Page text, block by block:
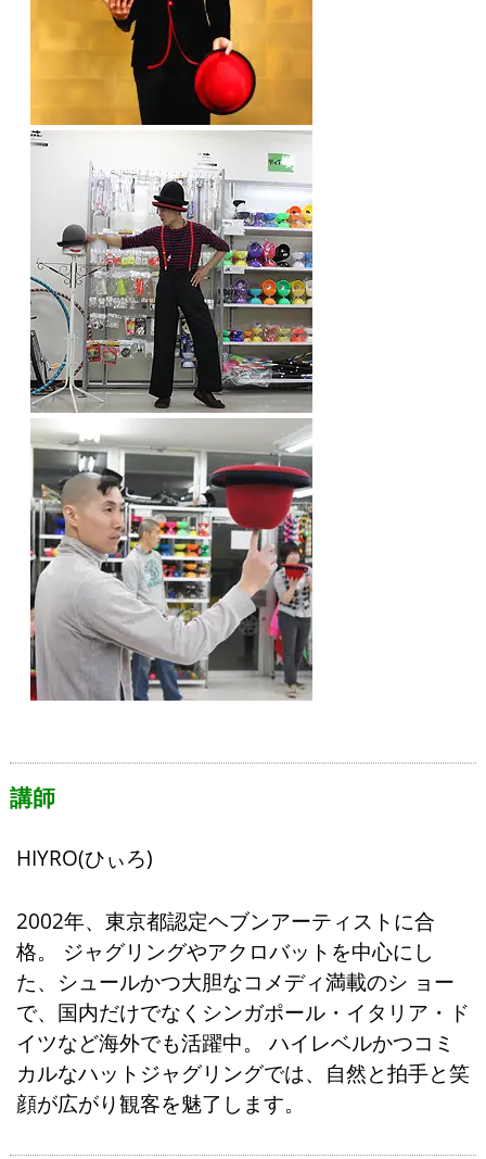
講師
HIYRO(ひぃろ)
2002年、東京都認定ヘブンアーティストに合
格。 ジャグリングやアクロバットを中心にし
た、シュールかつ大胆なコメディ満載のシ ョー
で、国内だけでなくシンガポール・イタリア・ド
イツなど海外でも活躍中。 ハイレベルかつコミ
カルなハットジャグリングでは、自然と拍手と笑
顔が広がり観客を魅了します。